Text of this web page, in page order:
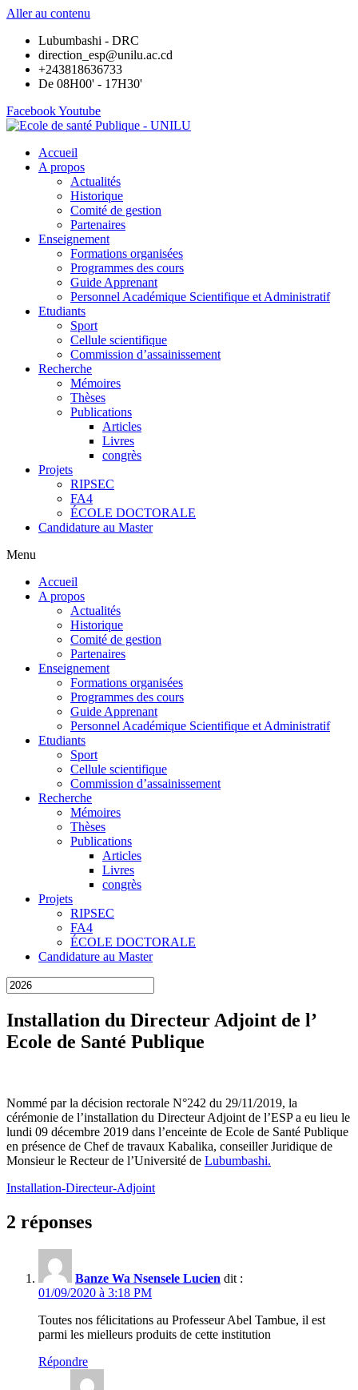
Aller au contenu
Lubumbashi - DRC
direction_esp@unilu.ac.cd
+243818636733
De 08H00' - 17H30'
FacebookYoutube
Accueil
A propos
Actualités
Historique
Comité de gestion
Partenaires
Enseignement
Formations organisées
Programmes des cours
Guide Apprenant
Personnel Académique Scientifique et Administratif
Etudiants
Sport
Cellule scientifique
Commission d’assainissement
Recherche
Mémoires
Thèses
Publications
Articles
Livres
congrès
Projets
RIPSEC
FA4
ÉCOLE DOCTORALE
Candidature au Master
Menu
Accueil
A propos
Actualités
Historique
Comité de gestion
Partenaires
Enseignement
Formations organisées
Programmes des cours
Guide Apprenant
Personnel Académique Scientifique et Administratif
Etudiants
Sport
Cellule scientifique
Commission d’assainissement
Recherche
Mémoires
Thèses
Publications
Articles
Livres
congrès
Projets
RIPSEC
FA4
ÉCOLE DOCTORALE
Candidature au Master
Installation du Directeur Adjoint de l’
Ecole de Santé Publique
Nommé par la décision rectorale N°242 du 29/11/2019, la
cérémonie de l’installation du Directeur Adjoint de l’ESP a eu lieu le
lundi 09 décembre 2019 dans l’enceinte de Ecole de Santé Publique
en présence de Chef de travaux Kabalika, conseiller Juridique de
Monsieur le Recteur de l’Université de Lubumbashi.
Installation-Directeur-Adjoint
2 réponses
Banze Wa Nsensele Lucien dit :
01/09/2020 à 3:18 PM
Toutes nos félicitations au Professeur Abel Tambue, il est
parmi les mielleurs produits de cette institution
Répondre